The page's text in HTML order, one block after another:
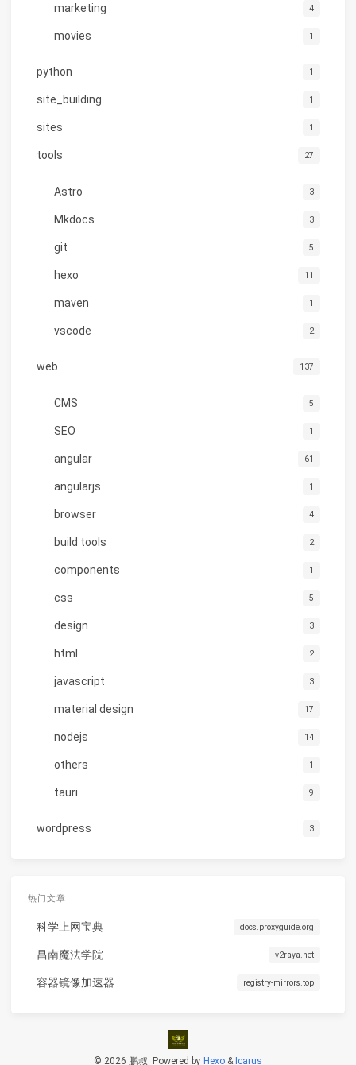
marketing 4
movies 1
python 1
site_building 1
sites 1
tools 27
Astro 3
Mkdocs 3
git 5
hexo 11
maven 1
vscode 2
web 137
CMS 5
SEO 1
angular 61
angularjs 1
browser 4
build tools 2
components 1
css 5
design 3
html 2
javascript 3
material design 17
nodejs 14
others 1
tauri 9
wordpress 3
热门文章
科学上网宝典 docs.proxyguide.org
昌南魔法学院 v2raya.net
容器镜像加速器 registry-mirrors.top
© 2026 鹏叔 Powered by Hexo & Icarus